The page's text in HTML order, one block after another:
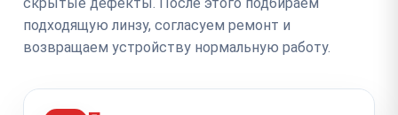
подходящую линзу, согласуем ремонт и
возвращаем устройству нормальную работу.